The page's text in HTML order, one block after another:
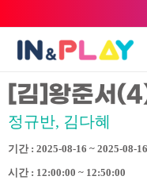
건너뛰기
[김]왕준서
정규반, 김다혜
기간 : 2025-08-16 ~ 2025-08-16
시간 : 12:00:00 ~ 12:50:00